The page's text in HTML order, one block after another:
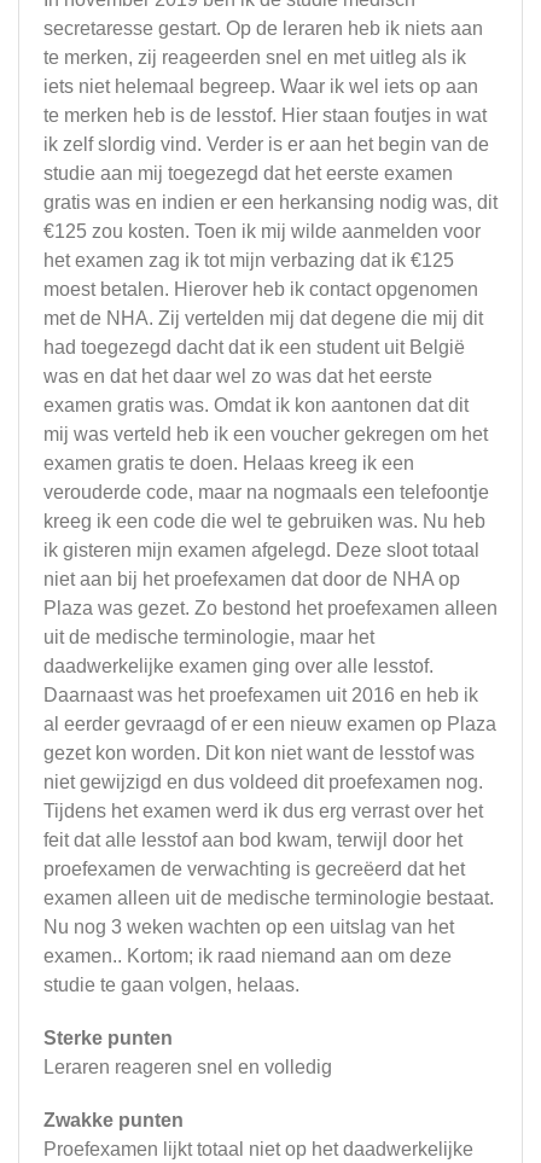
secretaresse gestart. Op de leraren heb ik niets aan
te merken, zij reageerden snel en met uitleg als ik
iets niet helemaal begreep. Waar ik wel iets op aan
te merken heb is de lesstof. Hier staan foutjes in wat
ik zelf slordig vind. Verder is er aan het begin van de
studie aan mij toegezegd dat het eerste examen
gratis was en indien er een herkansing nodig was, dit
€125 zou kosten. Toen ik mij wilde aanmelden voor
het examen zag ik tot mijn verbazing dat ik €125
moest betalen. Hierover heb ik contact opgenomen
met de NHA. Zij vertelden mij dat degene die mij dit
had toegezegd dacht dat ik een student uit België
was en dat het daar wel zo was dat het eerste
examen gratis was. Omdat ik kon aantonen dat dit
mij was verteld heb ik een voucher gekregen om het
examen gratis te doen. Helaas kreeg ik een
verouderde code, maar na nogmaals een telefoontje
kreeg ik een code die wel te gebruiken was. Nu heb
ik gisteren mijn examen afgelegd. Deze sloot totaal
niet aan bij het proefexamen dat door de NHA op
Plaza was gezet. Zo bestond het proefexamen alleen
uit de medische terminologie, maar het
daadwerkelijke examen ging over alle lesstof.
Daarnaast was het proefexamen uit 2016 en heb ik
al eerder gevraagd of er een nieuw examen op Plaza
gezet kon worden. Dit kon niet want de lesstof was
niet gewijzigd en dus voldeed dit proefexamen nog.
Tijdens het examen werd ik dus erg verrast over het
feit dat alle lesstof aan bod kwam, terwijl door het
proefexamen de verwachting is gecreëerd dat het
examen alleen uit de medische terminologie bestaat.
Nu nog 3 weken wachten op een uitslag van het
examen.. Kortom; ik raad niemand aan om deze
studie te gaan volgen, helaas.
Sterke punten
Leraren reageren snel en volledig
Zwakke punten
Proefexamen lijkt totaal niet op het daadwerkelijke